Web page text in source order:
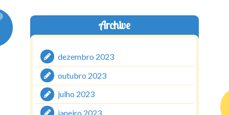
Archive
dezembro 2023
outubro 2023
julho 2023
janeiro 2023